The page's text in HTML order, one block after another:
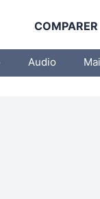
COMPARER
Audio